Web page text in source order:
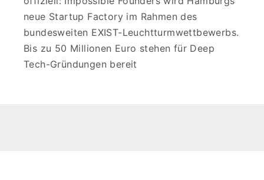
neue Startup Factory im Rahmen des
bundesweiten EXIST-Leuchtturmwettbewerbs.
Bis zu 50 Millionen Euro stehen für Deep
Tech-Gründungen bereit